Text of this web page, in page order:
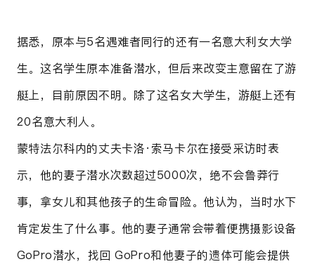
据悉，原本与5名遇难者同行的还有一名意大利女大学
生。这名学生原本准备潜水，但后来改变主意留在了游
艇上，目前原因不明。 除了这名女大学生，游艇上还有
20名意大利人。
蒙特法尔科内的丈夫卡洛·索马卡尔在接受采访时表
示，他的妻子潜水次数超过5000次，绝不会鲁莽行
事，拿女儿和其他孩子的生命冒险。他认为，当时水下
肯定发生了什么事。他的妻子通常会带着便携摄影设备
GoPro潜水，找回 GoPro和他妻子的遗体可能会提供